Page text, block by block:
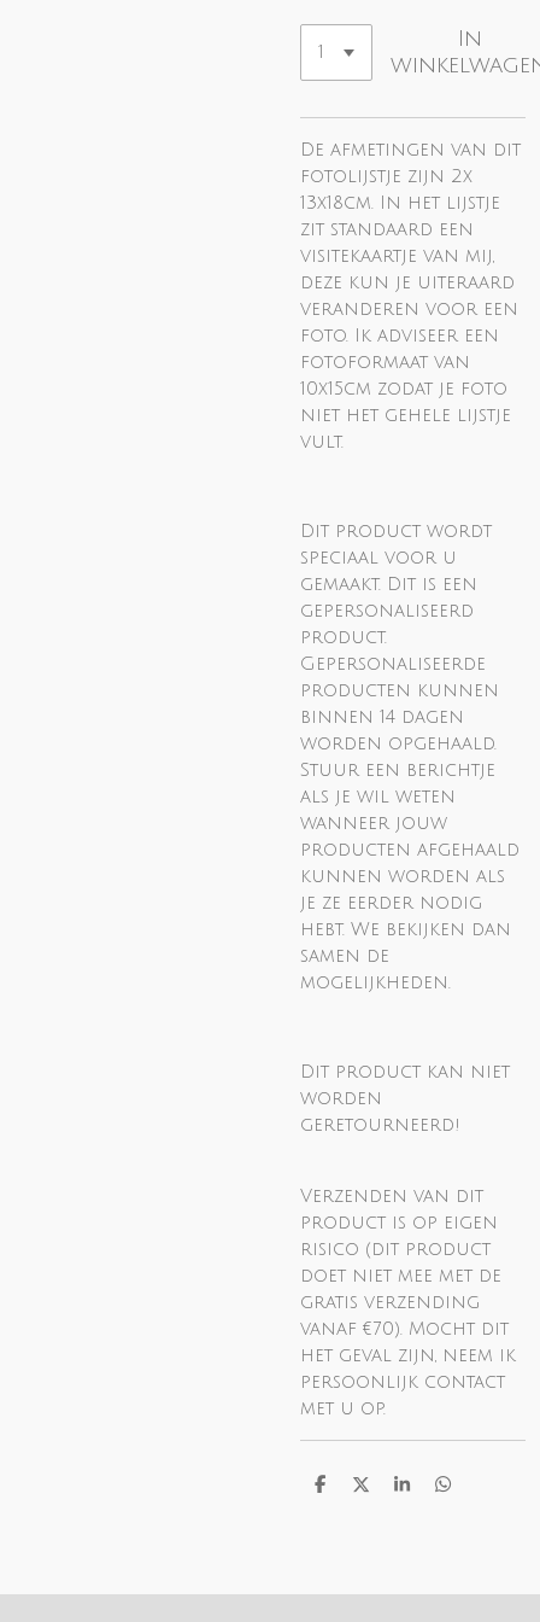
In
De afmetingen van dit
fotolijstje zijn 2x
13x18cm. In het lijstje
zit standaard een
visitekaartje van mij,
deze kun je uiteraard
veranderen voor een
foto. Ik adviseer een
fotoformaat van
10x15cm zodat je foto
niet het gehele lijstje
vult.
Dit product wordt
speciaal voor u
gemaakt. Dit is een
gepersonaliseerd
product.
Gepersonaliseerde
producten kunnen
binnen 14 dagen
worden opgehaald.
Stuur een berichtje
als je wil weten
wanneer jouw
producten afgehaald
kunnen worden als
je ze eerder nodig
hebt. We bekijken dan
samen de
mogelijkheden.
Dit product kan niet
worden
geretourneerd!
Verzenden van dit
product is op eigen
risico (dit product
doet niet mee met de
gratis verzending
vanaf €70). Mocht dit
het geval zijn, neem ik
persoonlijk contact
met u op.
D
D
S
D